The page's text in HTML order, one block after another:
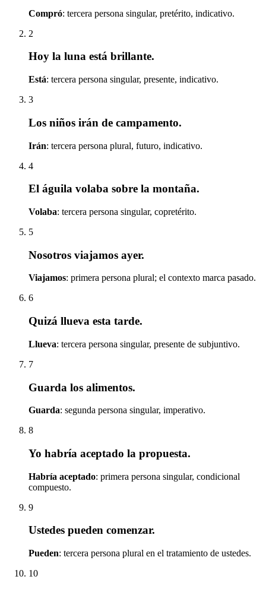
Compró: tercera persona singular, pretérito, indicativo.
2
Hoy la luna está brillante.
Está: tercera persona singular, presente, indicativo.
3
Los niños irán de campamento.
Irán: tercera persona plural, futuro, indicativo.
4
El águila volaba sobre la montaña.
Volaba: tercera persona singular, copretérito.
5
Nosotros viajamos ayer.
Viajamos: primera persona plural; el contexto marca pasado.
6
Quizá llueva esta tarde.
Llueva: tercera persona singular, presente de subjuntivo.
7
Guarda los alimentos.
Guarda: segunda persona singular, imperativo.
8
Yo habría aceptado la propuesta.
Habría aceptado: primera persona singular, condicional
compuesto.
9
Ustedes pueden comenzar.
Pueden: tercera persona plural en el tratamiento de ustedes.
10